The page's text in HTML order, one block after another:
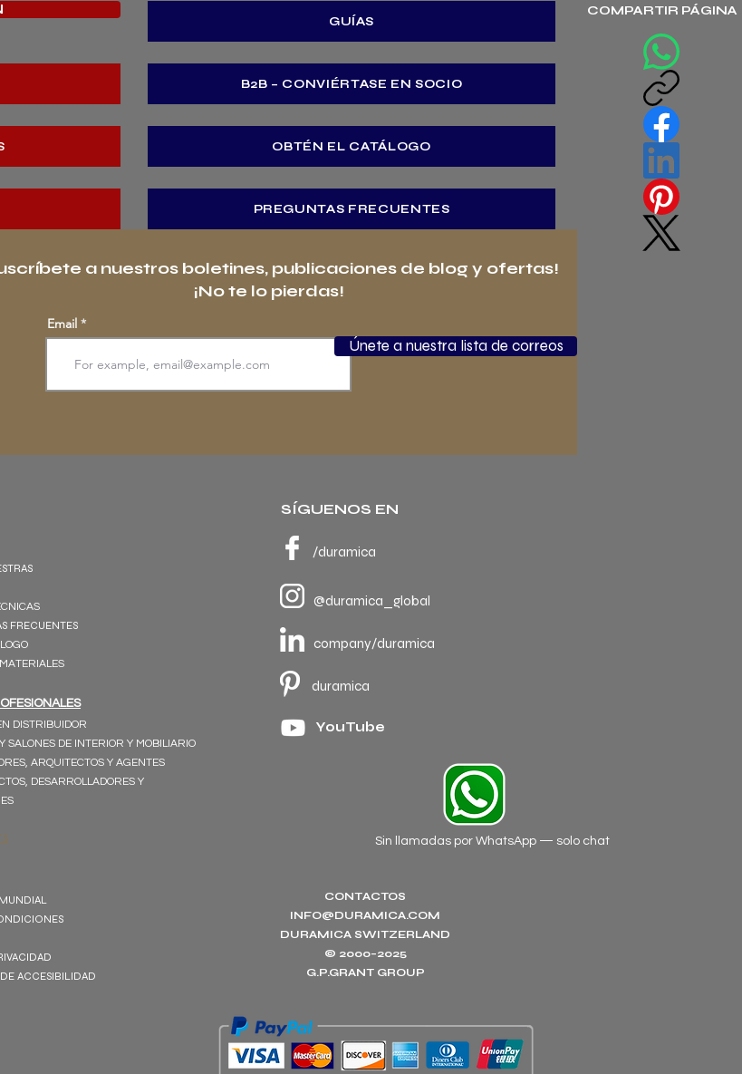
GUÍAS
PREGUNTAS FRECUENTES
OBTÉN EL CATÁLOGO
B2B – CONVIÉRTASE EN SOCIO
COMPARTIR PÁGINA
a nuestros boletines, publicaciones de blog y ofertas!
¡No te lo pierdas!
Email
Únete a nuestra lista de correos
FRECUENTES
DISTRIBUIDOR
SALONES DE INTERIOR Y MOBILIARIO
ARQUITECTOS Y AGENTES
DESARROLLADORES Y
ACCESIBILIDAD
SÍGUENOS EN
/duramica
@duramica_global
company/duramica
duramica
YouTube
CONTACTOS
INFO@DURAMICA.COM
DURAMICA SWITZERLAND
© 2000–2025
G.P.GRANT GROUP
Sin llamadas por WhatsApp — solo chat